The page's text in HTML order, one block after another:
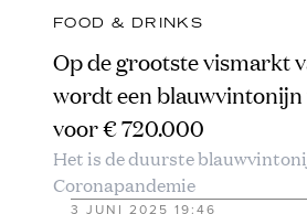
FOOD & DRINKS
Op de grootste vismarkt
wordt een
voor € 720.000
Het is de duurste
Coronapandemie
3 JUNI 2025 19:46